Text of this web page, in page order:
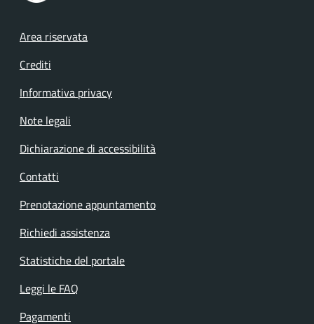
Footer menu
Area riservata
Crediti
Informativa privacy
Note legali
Dichiarazione di accessibilità
Contatti
Prenotazione appuntamento
Richiedi assistenza
Statistiche del portale
Leggi le FAQ
Pagamenti